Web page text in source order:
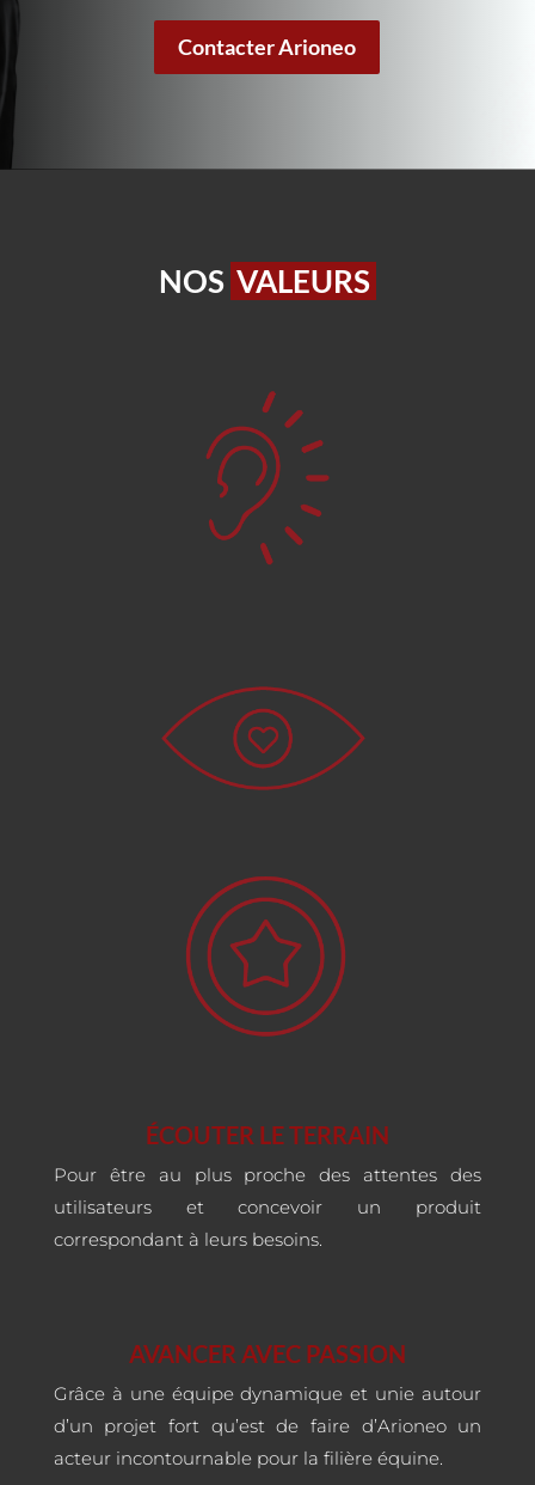
Contacter Arioneo
NOS VALEURS
ÉCOUTER LE TERRAIN
Pour être au plus proche des attentes des
utilisateurs et concevoir un produit
correspondant à leurs besoins.
AVANCER AVEC PASSION
Grâce à une équipe dynamique et unie autour
d’un projet fort qu’est de faire d’Arioneo un
acteur incontournable pour la filière équine.